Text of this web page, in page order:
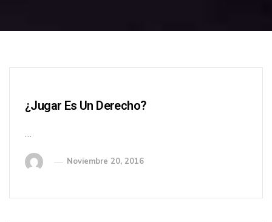
¿Jugar Es Un Derecho?
…
Noviembre 20, 2016